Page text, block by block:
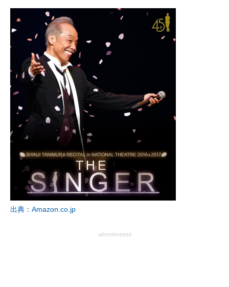
建設×テクノロジーの最前線
ちょっと気になるネットの話題
出典：Amazon.co.jp
advertisement